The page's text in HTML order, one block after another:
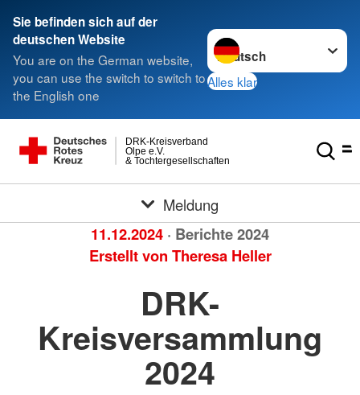
Sie befinden sich auf der
deutschen Website
You are on the German website,
you can use the switch to switch to
the English one
Sprache wechseln zu
Alles klar
& Tochtergesellschaften
Olpe e.V.
DRK-Kreisverband
Meldung
11.12.2024 · Berichte 2024
Erstellt von Theresa Heller
DRK-
Kreisversammlung
2024